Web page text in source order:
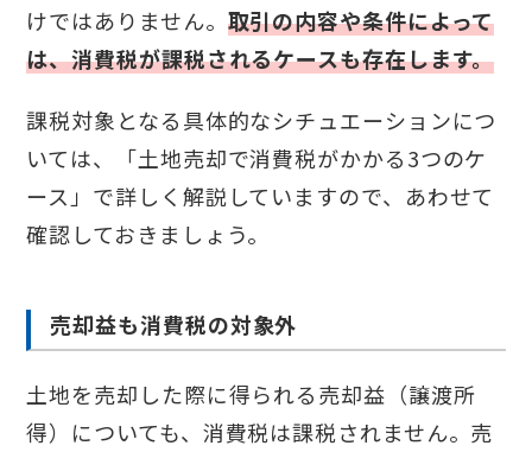
けではありません。 取引の内容や条件によって
は、消費税が課税されるケースも存在します。
課税対象となる具体的なシチュエーションにつ
いては、「土地売却で消費税がかかる3つのケ
ース」で詳しく解説していますので、あわせて
確認しておきましょう。
売却益も消費税の対象外
土地を売却した際に得られる売却益（譲渡所
得）についても、消費税は課税されません。売